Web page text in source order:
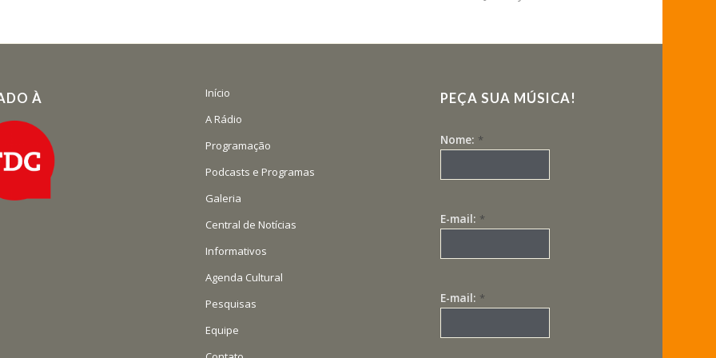
À
Início
A Rádio
Programação
Podcasts e Programas
Galeria
Central de Notícias
Informativos
Agenda Cultural
Pesquisas
Equipe
PEÇA SUA MÚSICA!
Nome: *
E-mail: *
E-mail: *